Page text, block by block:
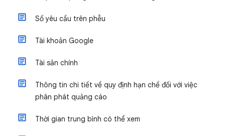
Số yêu cầu trên phễu
Tài khoản Google
Tài sản chính
Thông tin chi tiết về quy định hạn chế đối với việc
phân phát quảng cáo
Thời gian trung bình có thể xem